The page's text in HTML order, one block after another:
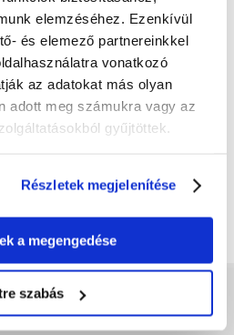
elemzéséhez. Ezenkívül
és elemező partnereinkkel
vonatkozó
az adatokat más olyan
adott meg számukra vagy az
gyűjtöttek.
Részletek megjelenítése
a megengedése
szabás
x
TRIXIE Szállító box nylon 80 x
55 x 65 cm 8 kg
17989 Ft